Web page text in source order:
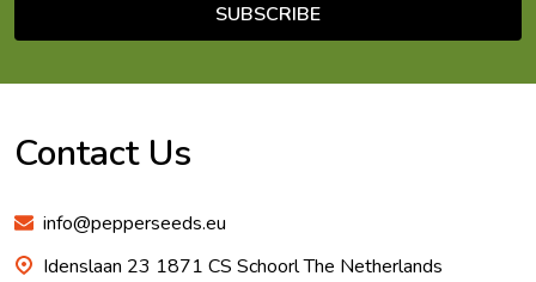
SUBSCRIBE
Contact Us
info@pepperseeds.eu
Idenslaan 23 1871 CS Schoorl The Netherlands